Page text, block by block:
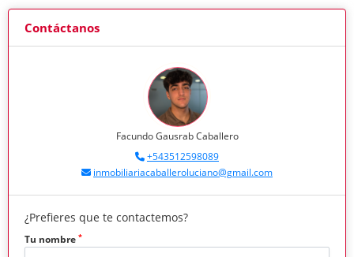
Contáctanos
Facundo Gausrab Caballero
+543512598089
inmobiliariacaballeroluciano@gmail.com
¿Prefieres que te contactemos?
Tu nombre *